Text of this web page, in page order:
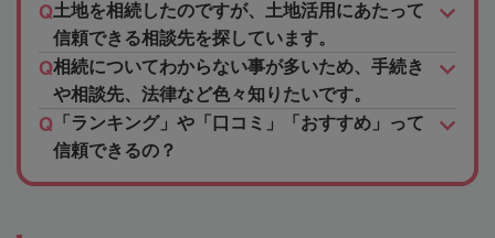
土地を相続したのですが、土地活用にあたって
信頼できる相談先を探しています。
相続についてわからない事が多いため、手続き
や相談先、法律など色々知りたいです。
「ランキング」や「口コミ」「おすすめ」って
信頼できるの？